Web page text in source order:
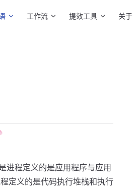
工作流 提效工具 关于
进程定义的是应用程序与应用
定义的是代码执行堆栈和执行